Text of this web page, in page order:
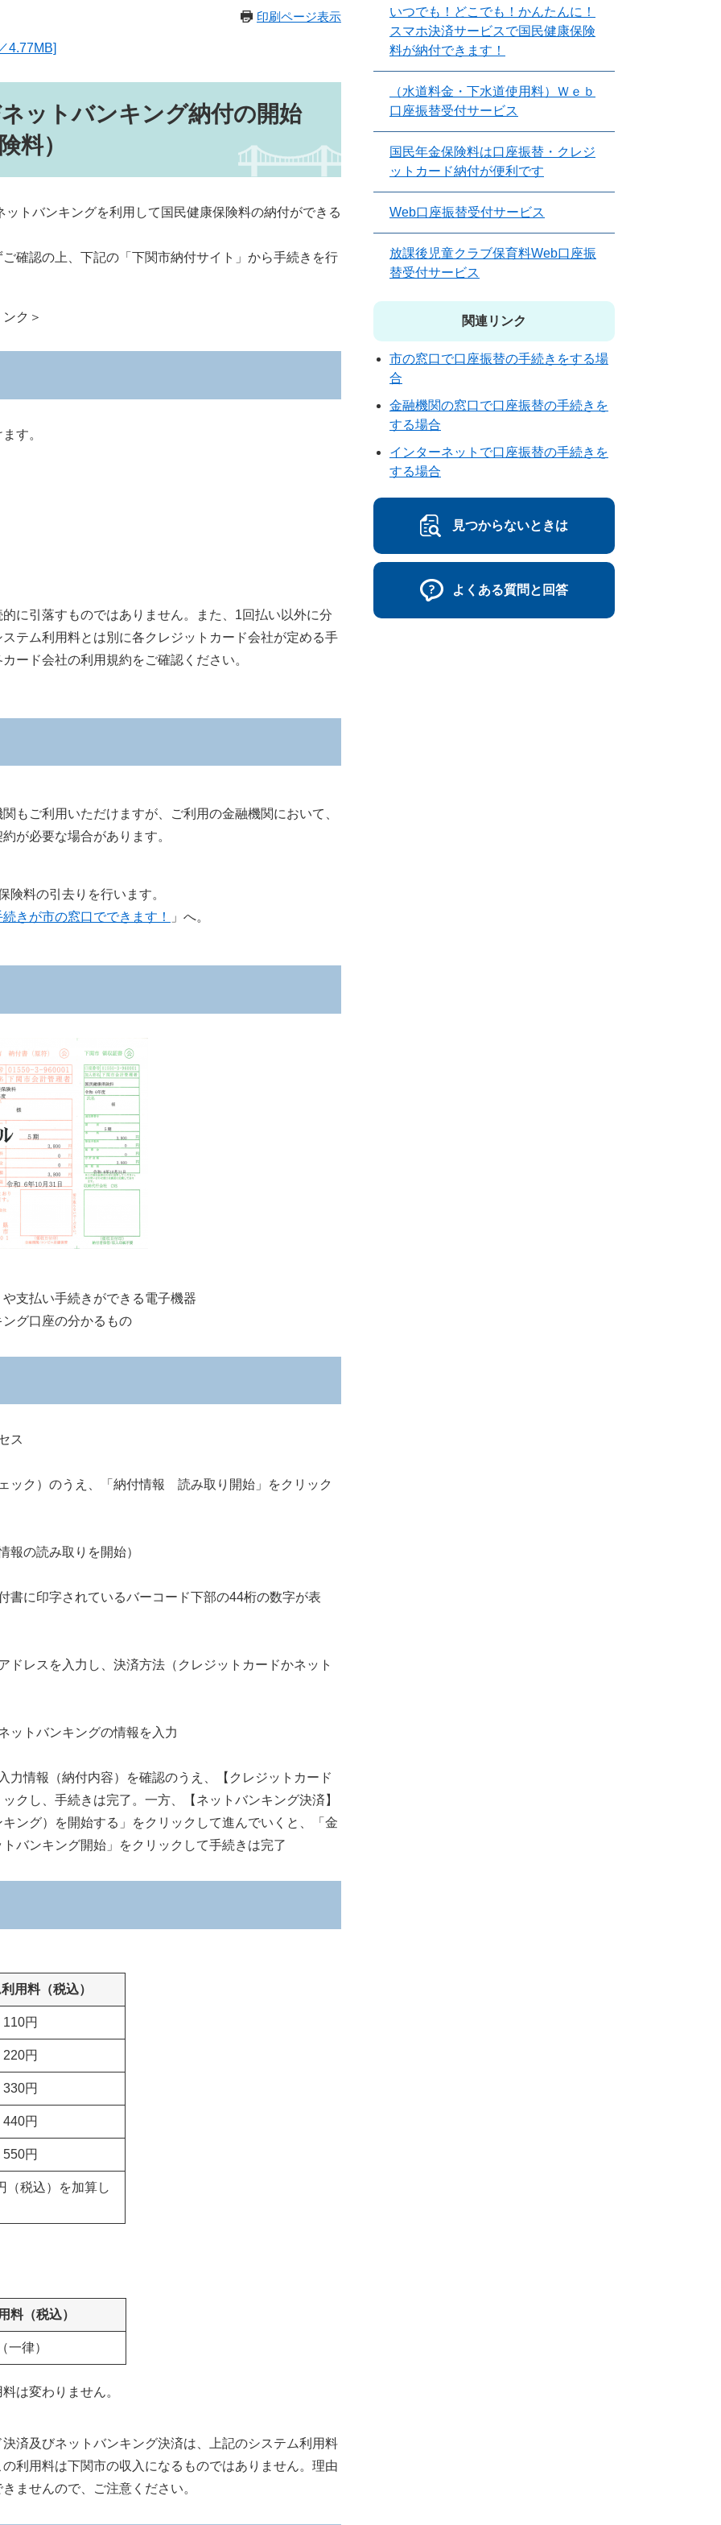
印刷ページ表示
4.77MB]
ットバンキング納付の開始
料）
トバンキングを利用して国民健康保険料の納付ができる
確認の上、下記の「下関市納付サイト」から手続きを行
ク＞
す。
に引落すものではありません。また、1回払い以外に分
テム利用料とは別に各クレジットカード会社が定める手
ード会社の利用規約をご確認ください。
ご利用いただけますが、ご利用の金融機関において、
が必要な場合があります。
険料の引去りを行います。
きが市の窓口でできます！
」へ。
支払い手続きができる電子機器
グ口座の分かるもの
ス
ク）のうえ、「納付情報 読み取り開始」をクリック
の読み取りを開始）
に印字されているバーコード下部の44桁の数字が表
レスを入力し、決済方法（クレジットカードかネット
トバンキングの情報を入力
情報（納付内容）を確認のうえ、【クレジットカード
クし、手続きは完了。一方、【ネットバンキング決済】
ング）を開始する」をクリックして進んでいくと、「金
バンキング開始」をクリックして手続きは完了
用料（税込）
110円
220円
330円
440円
550円
税込）を加算し
料（税込）
一律）
は変わりません。
済及びネットバンキング決済は、上記のシステム利用料
利用料は下関市の収入になるものではありません。理由
ませんので、ご注意ください。
いつでも！どこでも！かんたんに！
スマホ決済サービスで国民健康保険
料が納付できます！
（水道料金・下水道使用料）Ｗｅｂ
口座振替受付サービス
国民年金保険料は口座振替・クレジ
ットカード納付が便利です
Web口座振替受付サービス
放課後児童クラブ保育料Web口座振
替受付サービス
関連リンク
市の窓口で口座振替の手続きをする場
合
金融機関の窓口で口座振替の手続きを
する場合
インターネットで口座振替の手続きを
する場合
見つからないときは
よくある質問と回答